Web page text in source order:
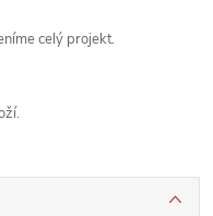
celý projekt.